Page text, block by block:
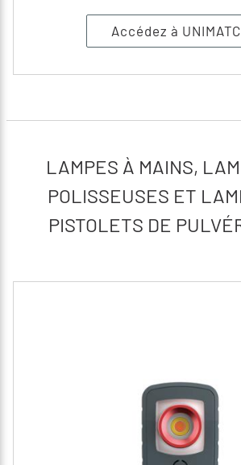
Accédez à
LAMPES À MAINS,
POLISSEUSES ET
PISTOLETS DE